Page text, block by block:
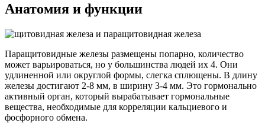
Анатомия и функции
Паращитовидные железы размещены попарно, количество
может варьироваться, но у большинства людей их 4. Они
удлиненной или округлой формы, слегка сплющены. В длину
железы достигают 2-8 мм, в ширину 3-4 мм. Это гормонально
активный орган, который вырабатывает гормональные
вещества, необходимые для корреляции кальциевого и
фосфорного обмена.